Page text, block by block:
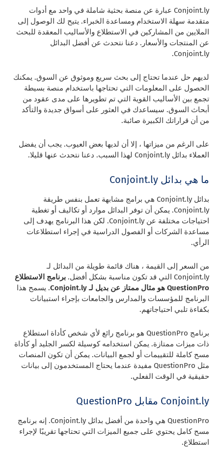
Conjoint.ly عبارة عن منصة بحثية شاملة في واحد مع أدوات
متقدمة سهلة الاستخدام ومساعدة الخبراء. يتيح لك الوصول إلى
الملايين من المشاركين في الاستطلاع والأساليب المعقدة للبحث
عن المنتجات والأسعار. دعنا نتحدث عن أفضل البدائل
Conjoint.ly.
لديهم حل عندما تحتاج إلى بحث سريع وموثوق عن السوق. يمكنك
الحصول على المعلومات التي تحتاجها باستخدام منصة بسيطة
تجمع بين الأساليب القوية التي تم تطويرها على مدى عقود من
أبحاث السوق. سيساعدك في العثور على أسواق جديدة والتأكد
من أن قراراتك الكبيرة صائبة.
على الرغم من ميزاتها ، إلا أن لديها بعض العيوب. يجب أن يفضل
العملاء بدائل Conjoint.ly لهذا السبب. دعنا نتحدث عنها قليلا.
ما هي بدائل Conjoint.ly
بدائل Conjoint.ly هي برامج مشابهة تعمل بنفس طريقة
Conjoint.ly. يمكن أن توفر البدائل موارد أو تكاليف أو تغطية
احتياجات مختلفة عن Conjoint.ly. لكن هذا البرنامج يهدف إلى
مساعدة الشركات أو الفصول الدراسية في إجراء استطلاعات
الرأي.
من السعر إلى القيمة ، هناك قائمة طويلة من البدائل لـ
Conjoint.ly التي قد تكون مناسبة بشكل أفضل.
برنامج الاستطلاع
QuestionPro هو مثال ممتاز عن بديل لـ Conjoint.ly
. يسمح هذا
البرنامج للمؤسسات والمدارس والجامعات بإجراء استبيانات
بكفاءة تلبي احتياجاتهم.
برنامج QuestionPro هو برنامج رائع لأي شخص كأداة استطلاع
ذات ميزات ممتازة. يمكن استخدامه كوسيلة لكسر الجليد أو كأداة
مسح كاملة للتقييمات أو لجمع البيانات. يمكن أن تكون المنصات
مثل QuestionPro مفيدة عندما يحتاج المستخدمون إلى بيانات
حقيقية في الوقت الفعلي.
Conjoint.ly مقابل QuestionPro
QuestionPro هي واحدة من أفضل بدائل Conjoint.ly. إنه برنامج
مسح كامل يحتوي على جميع الميزات التي تحتاجها تقريبًا لإجراء
استطلاع.